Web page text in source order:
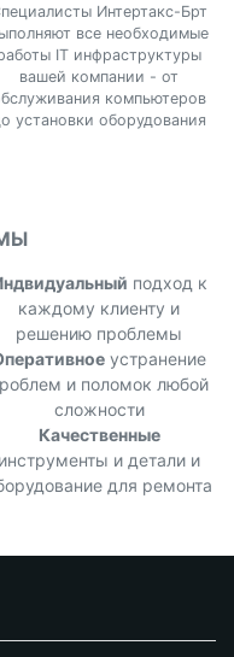
Интертакс-Брт
все необходимые
IT инфраструктуры
вашей компании - от
компьютеров
установки оборудования
подход к
каждому клиенту и
решению проблемы
устранение
и поломок любой
сложности
Качественные
инструменты и детали и
для ремонта